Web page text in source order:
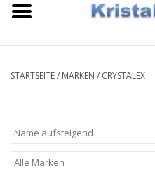
Vasen
STARTSEITE/ MARKEN / CRYSTALEX